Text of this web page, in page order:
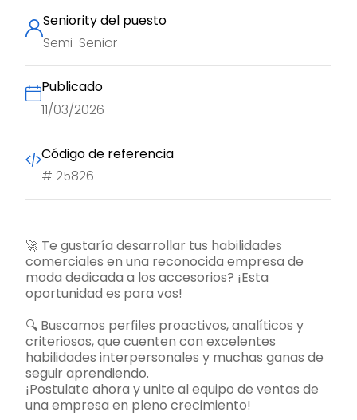
🚀 Te gustaría desarrollar tus habilidades
comerciales en una reconocida empresa de
moda dedicada a los accesorios? ¡Esta
oportunidad es para vos!
🔍 Buscamos perfiles proactivos, analíticos y
criteriosos, que cuenten con excelentes
habilidades interpersonales y muchas ganas de
seguir aprendiendo.
¡Postulate ahora y unite al equipo de ventas de
una empresa en pleno crecimiento!
Seniority del puesto
Semi-Senior
Publicado
11/03/2026
Código de referencia
# 25826